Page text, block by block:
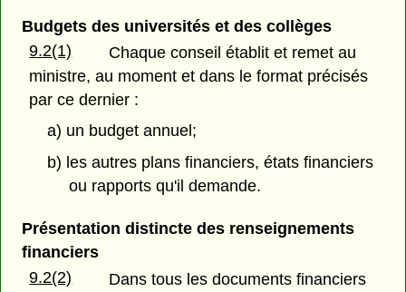
Budgets des universités et des collèges
9.2(1)
Chaque conseil établit et remet au
ministre, au moment et dans le format précisés
par ce dernier :
a) un budget annuel;
b) les autres plans financiers, états financiers
ou rapports qu'il demande.
Présentation distincte des renseignements
financiers
9.2(2)
Dans tous les documents financiers